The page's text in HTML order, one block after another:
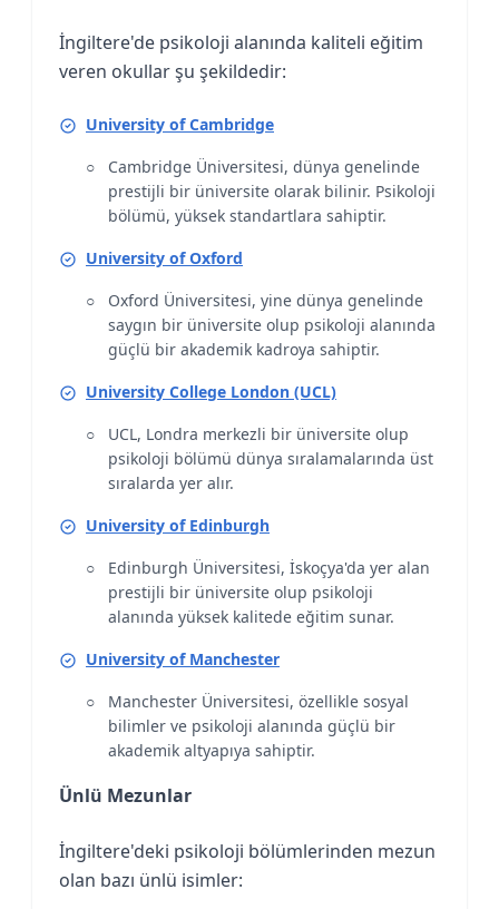
İngiltere'de psikoloji alanında kaliteli eğitim
veren okullar şu şekildedir:
University of Cambridge
Cambridge Üniversitesi, dünya genelinde
prestijli bir üniversite olarak bilinir. Psikoloji
bölümü, yüksek standartlara sahiptir.
University of Oxford
Oxford Üniversitesi, yine dünya genelinde
saygın bir üniversite olup psikoloji alanında
güçlü bir akademik kadroya sahiptir.
University College London (UCL)
UCL, Londra merkezli bir üniversite olup
psikoloji bölümü dünya sıralamalarında üst
sıralarda yer alır.
University of Edinburgh
Edinburgh Üniversitesi, İskoçya'da yer alan
prestijli bir üniversite olup psikoloji
alanında yüksek kalitede eğitim sunar.
University of Manchester
Manchester Üniversitesi, özellikle sosyal
bilimler ve psikoloji alanında güçlü bir
akademik altyapıya sahiptir.
Ünlü Mezunlar
İngiltere'deki psikoloji bölümlerinden mezun
olan bazı ünlü isimler: